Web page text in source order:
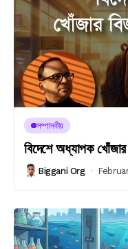
সম্পাদকীয়
বিদেশে অধ্যাপক খোঁজার
Biggani Org